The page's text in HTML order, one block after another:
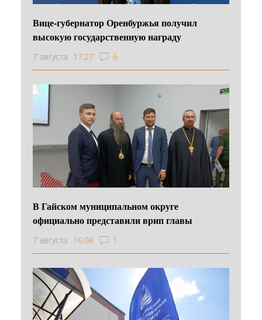
Вице-губернатор Оренбуржья получил
высокую государственную награду
7 августа 17:27 6
В Гайском муниципальном округе
официально представили врип главы
7 августа 16:08 1